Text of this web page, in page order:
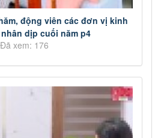
động viên các đơn vị kinh
dịp cuối năm p4
xem: 176